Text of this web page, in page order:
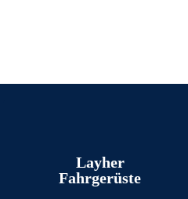
Layher
Fahrgerüste